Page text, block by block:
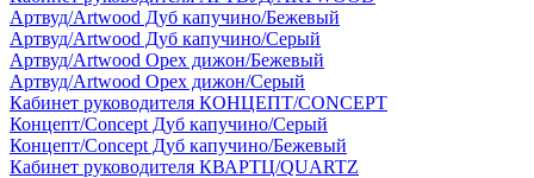
Артвуд/Artwood Дуб капучино/Бежевый
Артвуд/Artwood Дуб капучино/Серый
Артвуд/Artwood Орех дижон/Бежевый
Артвуд/Artwood Орех дижон/Серый
Кабинет руководителя КОНЦЕПТ/CONCEPT
Концепт/Concept Дуб капучино/Серый
Концепт/Concept Дуб капучино/Бежевый
Кабинет руководителя КВАРТЦ/QUARTZ